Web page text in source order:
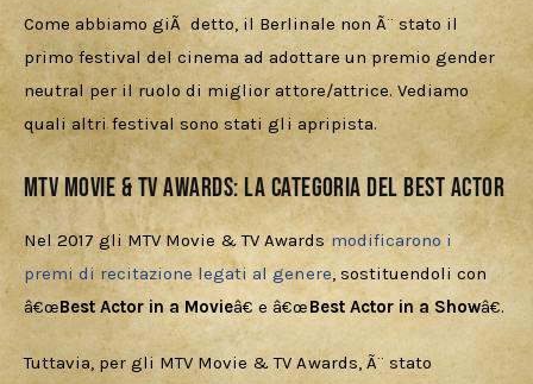
Come abbiamo giÃ  detto, il Berlinale non Ã¨ stato il
primo festival del cinema ad adottare un premio gender
neutral per il ruolo di miglior attore/attrice. Vediamo
quali altri festival sono stati gli apripista.
MTV Movie & TV Awards: la categoria del Best Actor
Nel 2017 gli MTV Movie & TV Awards modificarono i
premi di recitazione legati al genere, sostituendoli con
â€œBest Actor in a Movieâ€ e â€œBest Actor in a Showâ€.
Tuttavia, per gli MTV Movie & TV Awards, Ã¨ stato